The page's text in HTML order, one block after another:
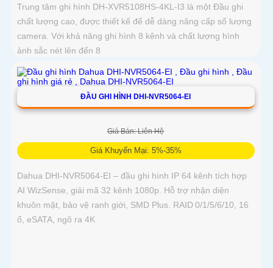
Trung tâm ghi hình DH-XVR5108HS-4KL-I3 là một Đầu ghi
chất lượng cao, được thiết kế để dễ dàng nâng cấp số lượng
camera. Với khả năng ghi hình 8 kênh và chất lượng hình
ảnh sắc nét lên đến 8
ĐẦU GHI HÌNH DHI-NVR5064-EI
Giá Bán: Liên Hệ
Giá Khuyến Mại: 5%-35%
Dahua DHI‑NVR5064‑EI – đầu ghi hình IP 64 kênh tích hợp
AI WizSense, giải mã 32 kênh 1080p. Hỗ trợ nhận diện
khuôn mặt, bảo vệ ranh giới, SMD Plus. RAID 0/1/5/6/10, 16
ổ, eSATA, ngõ ra 4K